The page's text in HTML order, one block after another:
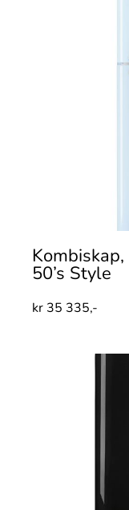
50’s Style
kr 35 335,-